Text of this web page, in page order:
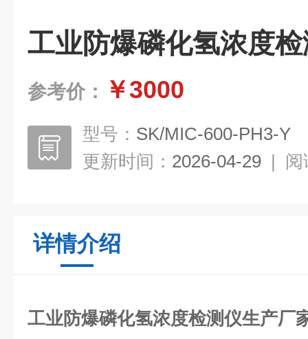
工业防爆磷化氢浓度
参考价： ￥3000
型号： SK/MIC-600-PH3-Y
更新时间： 2026-04-29 | 阅
详情介绍
工业防爆磷化氢浓度检测仪生产厂